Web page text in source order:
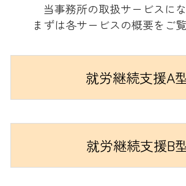
当事務所の取扱サービスにな
まずは各サービスの概要をご覧
就労継続支援A
就労継続支援B